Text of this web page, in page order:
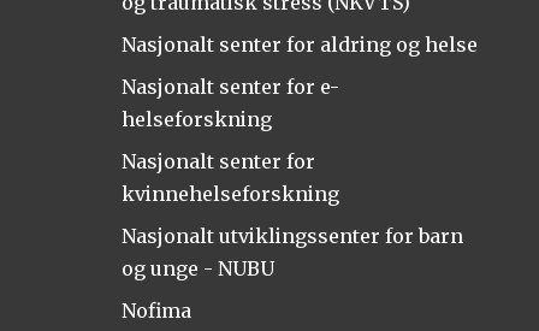
Nasjonalt senter for aldring og helse
Nasjonalt senter for e-
helseforskning
Nasjonalt senter for
kvinnehelseforskning
Nasjonalt utviklingssenter for barn
og unge - NUBU
Nofima